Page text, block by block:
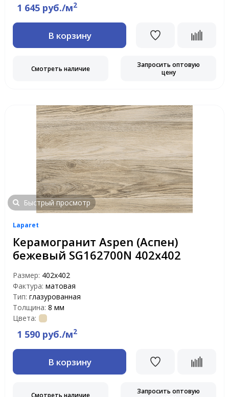
1 645 руб./м2
В корзину
Смотреть наличие
Запросить оптовую
цену
Быстрый просмотр
Laparet
Керамогранит Aspen (Аспен)
бежевый SG162700N 402x402
Размер: 402x402
Фактура: матовая
Тип: глазурованная
Толщина: 8 мм
Цвета:
1 590 руб./м2
В корзину
Смотреть наличие
Запросить оптовую